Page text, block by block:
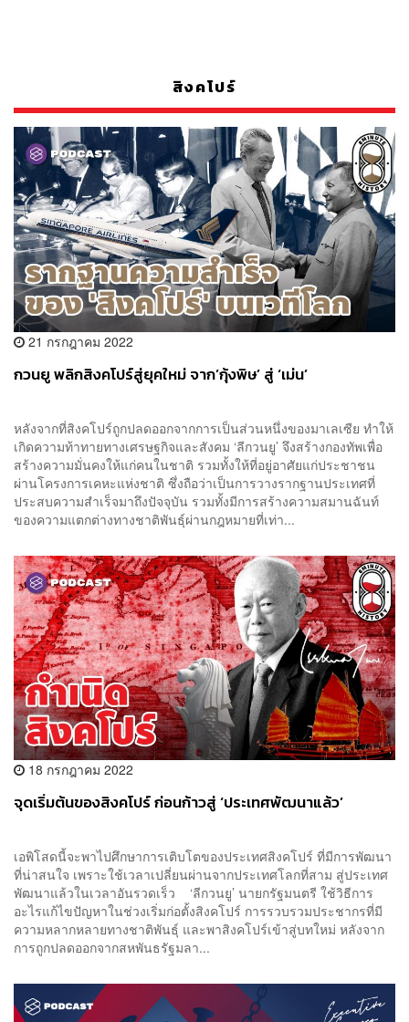
สิงคโปร์
21 กรกฎาคม 2022
กวนยู พลิกสิงคโปร์สู่ยุคใหม่ จาก’กุ้งพิษ’ สู่ ‘เม่น’
หลังจากที่สิงคโปร์ถูกปลดออกจากการเป็นส่วนหนึ่งของมาเลเซีย ทำให้
เกิดความท้าทายทางเศรษฐกิจและสังคม ‘ลีกวนยู’ จึงสร้างกองทัพเพื่อ
สร้างความมั่นคงให้แก่คนในชาติ รวมทั้งให้ที่อยู่อาศัยแก่ประชาชน
ผ่านโครงการเคหะแห่งชาติ ซึ่งถือว่าเป็นการวางรากฐานประเทศที่
ประสบความสำเร็จมาถึงปัจจุบัน รวมทั้งมีการสร้างความสมานฉันท์
ของความแตกต่างทางชาติพันธ์ุผ่านกฎหมายที่เท่า...
18 กรกฎาคม 2022
จุดเริ่มต้นของสิงคโปร์ ก่อนก้าวสู่ ‘ประเทศพัฒนาแล้ว’
เอพิโสดนี้จะพาไปศึกษาการเติบโตของประเทศสิงคโปร์ ที่มีการพัฒนา
ที่น่าสนใจ เพราะใช้เวลาเปลี่ยนผ่านจากประเทศโลกที่สาม สู่ประเทศ
พัฒนาแล้วในเวลาอันรวดเร็ว ‘ลีกวนยู’ นายกรัฐมนตรี ใช้วิธีการ
อะไรแก้ไขปัญหาในช่วงเริ่มก่อตั้งสิงคโปร์ การรวบรวมประชากรที่มี
ความหลากหลายทางชาติพันธ์ุ และพาสิงคโปร์เข้าสู่บทใหม่ หลังจาก
การถูกปลดออกจากสหพันธรัฐมลา...